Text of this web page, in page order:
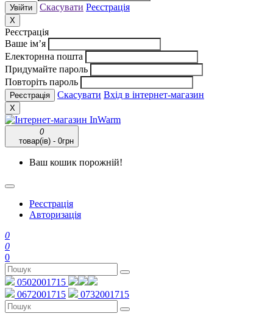
Скасувати Реєстрація
X
Реєстрація
Ваше ім’я
Електорнна пошта
Придумайте пароль
Повторіть пароль
Скасувати Вхід в інтернет-магазин
X
0
товар(ів) - 0грн
Ваш кошик порожній!
Реєстрація
Авторизація
0
0
0
0502001715
0672001715
0732001715